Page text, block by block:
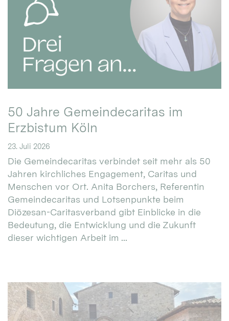
50 Jahre Gemeindecaritas im
Erzbistum Köln
23. Juli 2026
Die Gemeindecaritas verbindet seit mehr als 50
Jahren kirchliches Engagement, Caritas und
Menschen vor Ort. Anita Borchers, Referentin
Gemeindecaritas und Lotsenpunkte beim
Diözesan-Caritasverband gibt Einblicke in die
Bedeutung, die Entwicklung und die Zukunft
dieser wichtigen Arbeit im ...